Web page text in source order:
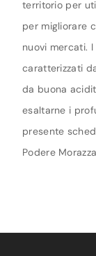
territorio per
per migliorare
nuovi mercati. I
caratterizzati
da buona
esaltarne i
presente
Podere